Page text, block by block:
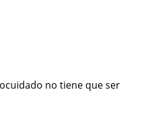
no tiene que ser